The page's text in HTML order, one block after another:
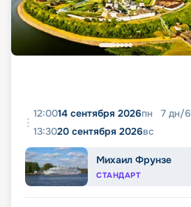
12:0014 сентября 2026пн 7 дн/6
13:3020 сентября 2026вс
Михаил Фрунзе
СТАНДАРТ